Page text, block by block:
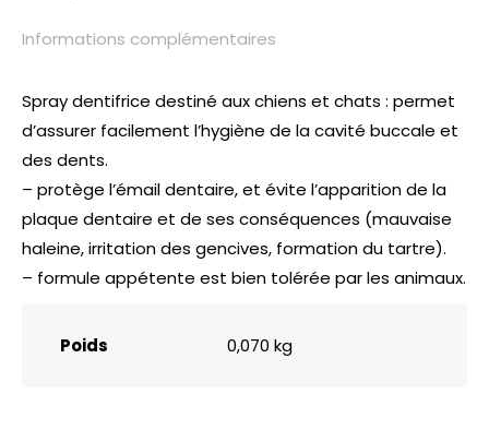
Informations complémentaires
Spray dentifrice destiné aux chiens et chats : permet
d’assurer facilement l’hygiène de la cavité buccale et
des dents.
– protège l’émail dentaire, et évite l’apparition de la
plaque dentaire et de ses conséquences (mauvaise
haleine, irritation des gencives, formation du tartre).
– formule appétente est bien tolérée par les animaux.
Poids 0,070 kg